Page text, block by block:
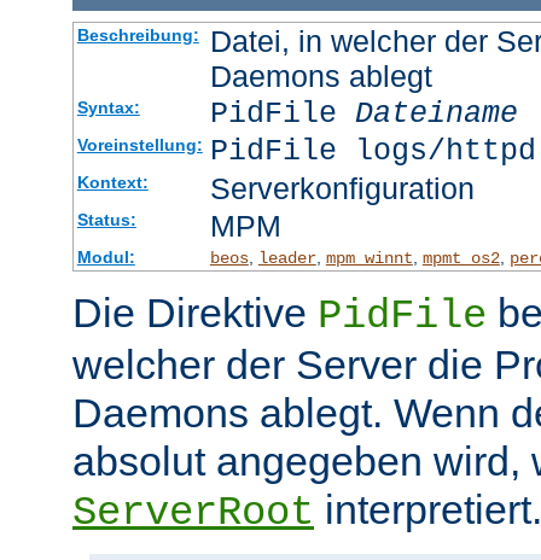
Beschreibung:
Datei, in welcher der
Daemons ablegt
Syntax: PidFile Dateiname
Voreinstellung: PidFile logs/
Kontext: Serverkonfiguration
Status: MPM
Modul: beos, leader, mpm_winnt mpmt_os2,
Die Direktive PidFile
welcher der Server die
Daemons ablegt. Wenn
absolut angegeben wird,
ServerRoot interpretiert.